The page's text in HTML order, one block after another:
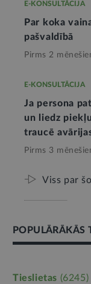
E-KONSULTĀCIJA
Par koka
pašvaldībā
Pirms 2
E-KONSULTĀCIJA
Ja persona
un liedz
traucē
Pirms 3
Viss par
POPULĀRĀKĀS
Tieslietas (6245)